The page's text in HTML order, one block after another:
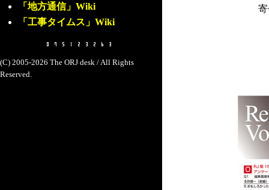
「地方通信」Wiki
「工事タイムス」Wiki
(C) 2005-2026 The ORJ desk / All Rights
Reserved.